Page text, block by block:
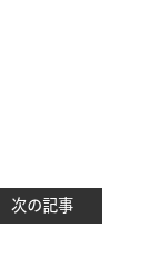
次の記事